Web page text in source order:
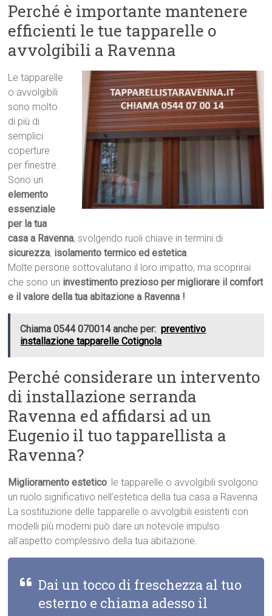
Perché è importante mantenere
efficienti le tue tapparelle o
avvolgibili a Ravenna
Le tapparelle
o avvolgibili
sono molto
di più di
semplici
coperture
per finestre.
Sono un
elemento
essenziale
per la tua
casa a Ravenna, svolgendo ruoli chiave in termini di
sicurezza, isolamento termico ed estetica.
Molte persone sottovalutano il loro impatto, ma scoprirai
che sono un investimento prezioso per migliorare il comfort
e il valore della tua abitazione a Ravenna !
Chiama 0544 070014 anche per: preventivo
installazione tapparelle Cotignola
Perché considerare un intervento
di installazione serranda
Ravenna ed affidarsi ad un
Eugenio il tuo tapparellista a
Ravenna?
Miglioramento estetico: le tapparelle o avvolgibili svolgono
un ruolo significativo nell’estetica della tua casa a Ravenna.
La sostituzione delle tapparelle o avvolgibili esistenti con
modelli più moderni può dare un notevole impulso
all’aspetto complessivo della tua abitazione.
Dai un tocco di freschezza al tuo
esterno e chiama adesso il